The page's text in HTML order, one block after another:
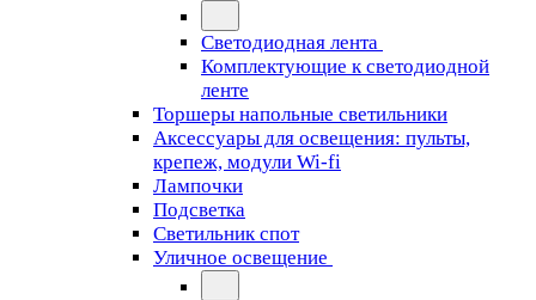
Светодиодная лента
Комплектующие к светодиодной
ленте
Торшеры напольные светильники
Аксессуары для освещения: пульты,
крепеж, модули Wi-fi
Лампочки
Подсветка
Светильник спот
Уличное освещение